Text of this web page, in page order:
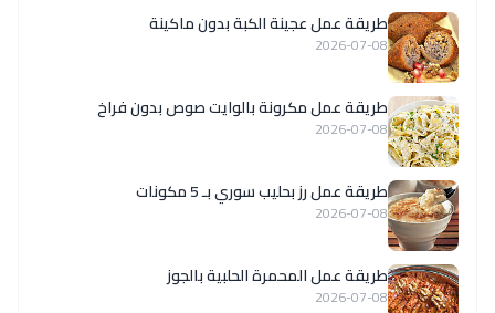
طريقة عمل عجينة الكبة بدون ماكينة
2026-07-08
طريقة عمل مكرونة بالوايت صوص بدون فراخ
2026-07-08
طريقة عمل رز بحليب سوري بـ 5 مكونات
2026-07-08
طريقة عمل المحمرة الحلبية بالجوز
2026-07-08